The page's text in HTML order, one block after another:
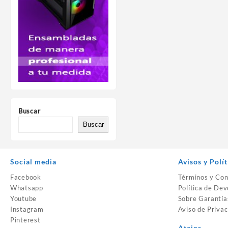
Buscar
Buscar
Social media
Facebook
Whatsapp
Youtube
Instagram
Pinterest
Avisos y
Términos y
Política de
Sobre
Aviso de